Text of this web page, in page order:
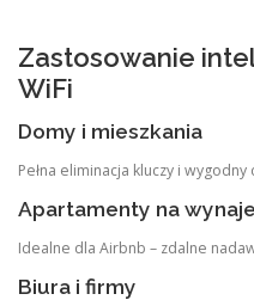
Zastosowanie
WiFi
Domy i mieszkania
Pełna eliminacja kluczy i wygodny
Apartamenty na
Idealne dla Airbnb – zdalne
Biura i firmy